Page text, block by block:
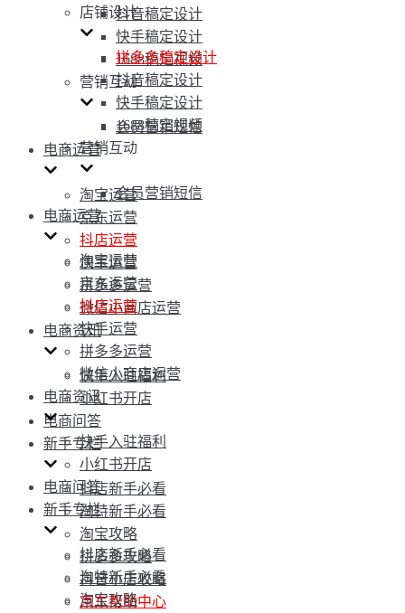
抖音稿定设计
快手稿定设计
1688稿定视频
营销互动
会员营销短信
电商运营
淘宝运营
京东运营
抖店运营
快手运营
拼多多运营
微信小商店运营
电商资讯
快手入驻福利
小红书开店
电商问答
新手专栏
抖店新手必看
淘特新手必看
淘宝攻略
拼多多攻略
抖音小店攻略
京东帮助中心
店铺设计
拼多多稿定设计
抖音稿定设计
快手稿定设计
1688稿定视频
营销互动
会员营销短信
电商运营
淘宝运营
京东运营
抖店运营
快手运营
拼多多运营
微信小商店运营
电商资讯
快手入驻福利
小红书开店
电商问答
新手专栏
抖店新手必看
淘特新手必看
淘宝攻略